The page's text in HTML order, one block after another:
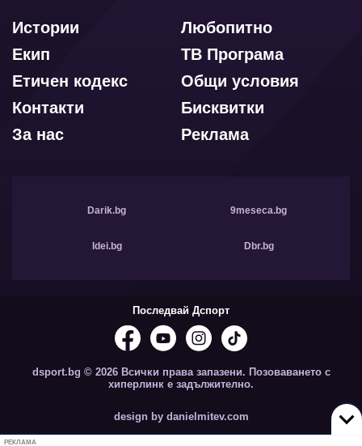
Любопитно
Истории
ТВ Програма
Екип
Общи условия
Етичен кодекс
Бисквитки
Контакти
Реклама
За нас
Darik.bg 9meseca.bg
Idei.bg Dbr.bg
Последвай Дспорт
dsport.bg © 2026 Всички права запазени. Позоваването с
хиперлинк е задължително.
design by danielmitev.com
РЕКЛАМА